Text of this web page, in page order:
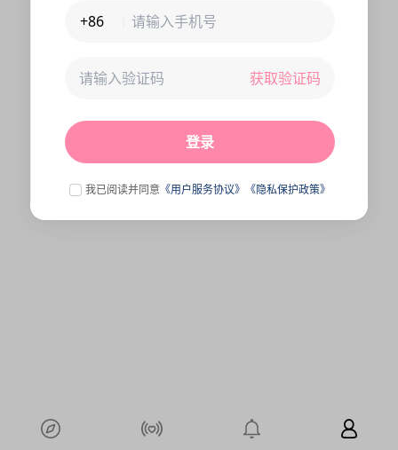
+86
获取验证码
登录
我已阅读并同意 《用户服务协议》 《隐私保护政策》
未连接到服务器,刷新一下试试